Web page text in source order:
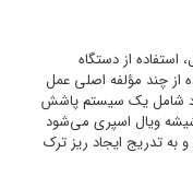
از دستگاه
از چند مؤلفه اصلی عمل
شامل یک سیستم پاشش
ویال اسپری می‌شود
تدریج ایجاد ریز ترک‌